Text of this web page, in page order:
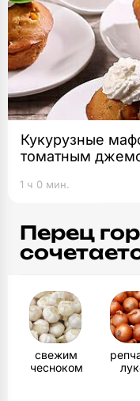
Кукурузные
томатным
1 ч 0 мин.
Перец
свежим
чесноком